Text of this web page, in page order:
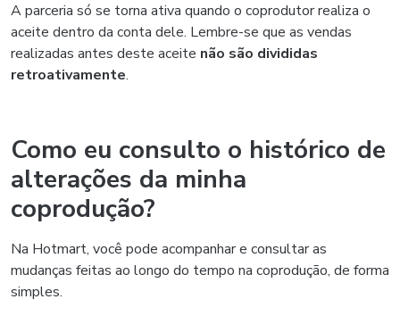
A parceria só se torna ativa quando o coprodutor realiza o
aceite dentro da conta dele. Lembre-se que as vendas
realizadas antes deste aceite não são divididas
retroativamente.
Como eu consulto o histórico de
alterações da minha
coprodução?
Na Hotmart, você pode acompanhar e consultar as
mudanças feitas ao longo do tempo na coprodução, de forma
simples.